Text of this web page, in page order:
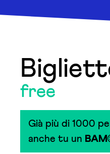
free
Già più di 1000
anche tu un BAM